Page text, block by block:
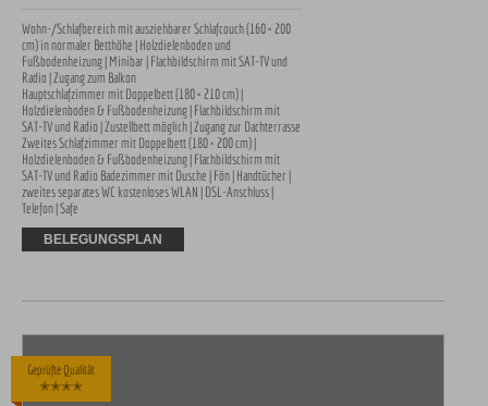
Wohn-/Schlafbereich mit ausziehbarer Schlafcouch (160 × 200
cm) in normaler Betthöhe | Holzdielenboden und
Fußbodenheizung | Minibar | Flachbildschirm mit SAT-TV und
Radio | Zugang zum Balkon
Hauptschlafzimmer mit Doppelbett (180 × 210 cm) |
Holzdielenboden & Fußbodenheizung | Flachbildschirm mit
SAT-TV und Radio | Zustellbett möglich | Zugang zur Dachterrasse
Zweites Schlafzimmer mit Doppelbett (180 × 200 cm) |
Holzdielenboden & Fußbodenheizung | Flachbildschirm mit
SAT-TV und Radio Badezimmer mit Dusche | Fön | Handtücher |
zweites separates WC kostenloses WLAN | DSL-Anschluss |
Telefon | Safe
BELEGUNGSPLAN
Geprüfte Qualität
✭✭✭✭